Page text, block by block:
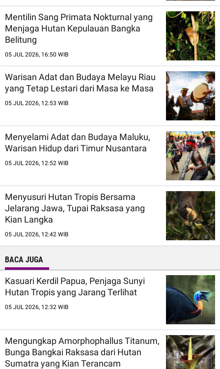
Mentilin Sang Primata Nokturnal yang
Menjaga Hutan Kepulauan Bangka
Belitung
05 JUL 2026, 16:50 WIB
Warisan Adat dan Budaya Melayu Riau
yang Tetap Lestari dari Masa ke Masa
05 JUL 2026, 12:53 WIB
Menyelami Adat dan Budaya Maluku,
Warisan Hidup dari Timur Nusantara
05 JUL 2026, 12:52 WIB
Menyusuri Hutan Tropis Bersama
Jelarang Jawa, Tupai Raksasa yang
Kian Langka
05 JUL 2026, 12:42 WIB
BACA JUGA
Kasuari Kerdil Papua, Penjaga Sunyi
Hutan Tropis yang Jarang Terlihat
05 JUL 2026, 12:32 WIB
Mengungkap Amorphophallus Titanum,
Bunga Bangkai Raksasa dari Hutan
Sumatra yang Kian Terancam